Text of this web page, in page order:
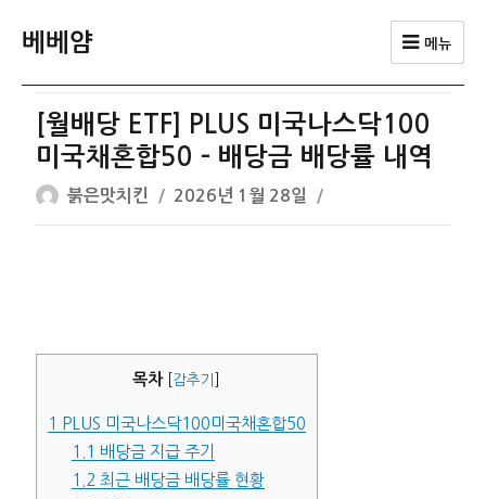
베베얌 메뉴
[월배당 ETF] PLUS 미국나스닥100
미국채혼합50 – 배당금 배당률 내역
글
쓴
붉은맛치킨
작
성
2026년 1월 28일
목차 감추기
1
PLUS 미국나스닥100미국채혼합50
1.1 배당금 지급 주기
1.2 최근 배당금 배당률 현황